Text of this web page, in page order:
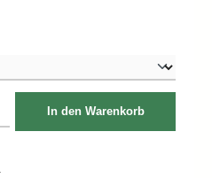
In den Warenkorb